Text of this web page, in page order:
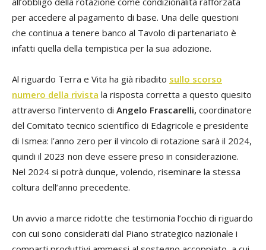
per accedere al pagamento di base. Una delle questioni
che continua a tenere banco al Tavolo di partenariato è
infatti quella della tempistica per la sua adozione.
Al riguardo Terra e Vita ha già ribadito sullo scorso
numero della rivista la risposta corretta a questo quesito
attraverso l’intervento di Angelo Frascarelli, coordinatore
del Comitato tecnico scientifico di Edagricole e presidente
di Ismea: l’anno zero per il vincolo di rotazione sarà il 2024,
quindi il 2023 non deve essere preso in considerazione.
Nel 2024 si potrà dunque, volendo, riseminare la stessa
coltura dell’anno precedente.
Un avvio a marce ridotte che testimonia l’occhio di riguardo
con cui sono considerati dal Piano strategico nazionale i